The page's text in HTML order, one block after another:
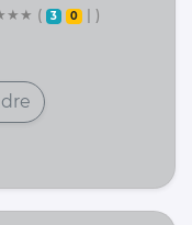
( 3 0 | )